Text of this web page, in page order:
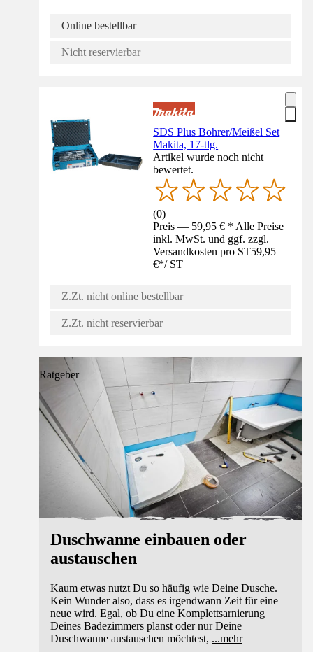
Online bestellbar
Nicht reservierbar
SDS Plus Bohrer/Meißel Set
Makita, 17-tlg.
Artikel wurde noch nicht
bewertet.
(0)
Preis — 59,95 € * Alle Preise
inkl. MwSt. und ggf. zzgl.
Versandkosten pro ST59,95
€*/ ST
Z.Zt. nicht online bestellbar
Z.Zt. nicht reservierbar
Ratgeber
Duschwanne einbauen oder
austauschen
Kaum etwas nutzt Du so häufig wie Deine Dusche.
Kein Wunder also, dass es irgendwann Zeit für eine
neue wird. Egal, ob Du eine Komplettsarnierung
Deines Badezimmers planst oder nur Deine
Duschwanne austauschen möchtest, ...mehr